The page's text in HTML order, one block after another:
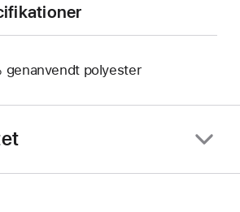
genanvendt polyester